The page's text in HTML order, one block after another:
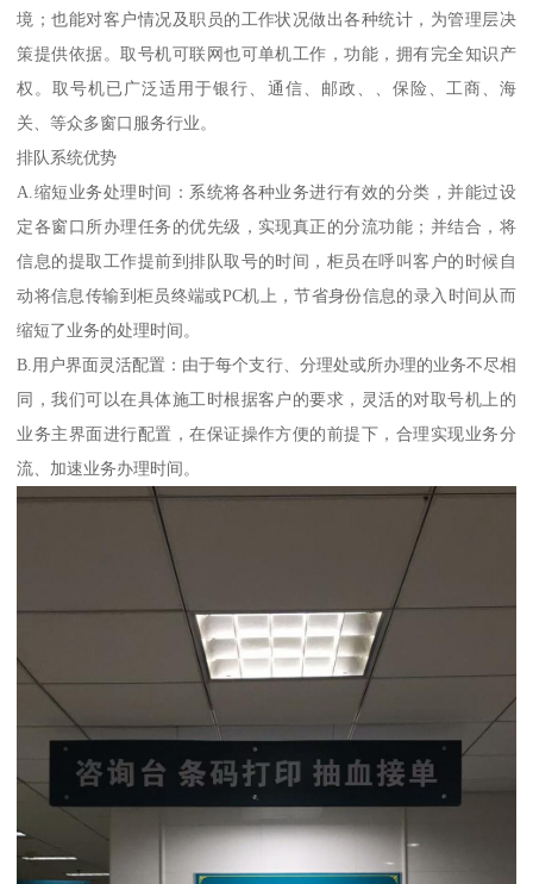
境；也能对客户情况及职员的工作状况做出各种统计，为管理层决
策提供依据。取号机可联网也可单机工作，功能，拥有完全知识产
权。取号机已广泛适用于银行、通信、邮政、、保险、工商、海
关、等众多窗口服务行业。
排队系统优势
A.缩短业务处理时间：系统将各种业务进行有效的分类，并能过设
定各窗口所办理任务的优先级，实现真正的分流功能；并结合，将
信息的提取工作提前到排队取号的时间，柜员在呼叫客户的时候自
动将信息传输到柜员终端或PC机上，节省身份信息的录入时间从而
缩短了业务的处理时间。
B.用户界面灵活配置：由于每个支行、分理处或所办理的业务不尽相
同，我们可以在具体施工时根据客户的要求，灵活的对取号机上的
业务主界面进行配置，在保证操作方便的前提下，合理实现业务分
流、加速业务办理时间。